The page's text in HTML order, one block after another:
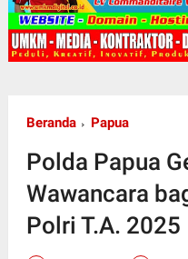
Beranda Papua
Polda Papua
Wawancara
Polri T.A. 2025